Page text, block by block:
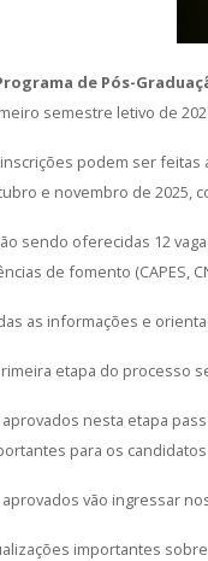
de Pós-
semestre letivo de
podem ser feitas
e novembro de 2025,
sendo oferecidas 12
de fomento (CAPES,
as informações e
etapa do processo
aprovados nesta etapa
para os
aprovados vão ingressar
importantes